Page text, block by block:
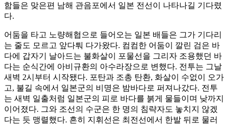
함들은 맞은편 남해 관음포에서 일본 전선이 나타나길 기다렸
다.
어둠을 타고 노량해협으로 들어오는 일본 배들은 그가 기다리
는 줄도 모르고 앞다퉈 다가왔다. 컴컴한 어둠이 깔린 검은 바
다에 갑자기 날아드는 불화살이 포물선을 그리자 조용했던 바
다는 순식간에 아비규환의 아수라장으로 변했다. 전투는 그날
새벽 2시부터 시작됐다. 포탄과 조총 탄환, 화살이 수없이 오가
고, 불길 속에서 일본군의 비명은 밤바다로 퍼져나갔다. 전투
는 새벽 일출처럼 일본군의 피로 바다를 붉게 물들이며 낮까지
이어졌다. 그와 조선의 수군은 한 명의 침략자도 놓치지 않겠
다는 듯 맹렬했다. 흔히 지휘선은 최전선에서 한발 뒤로 물러